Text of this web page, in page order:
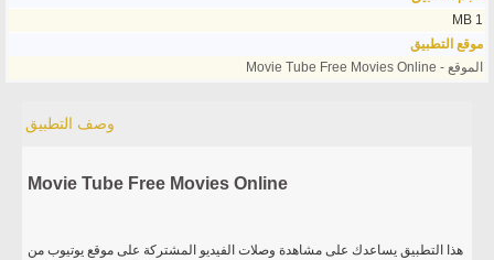
1 MB
موقع التطبيق
الموقع - Movie Tube Free Movies Online
وصف التطبيق
Movie Tube Free Movies Online
هذا التطبيق يساعدك على مشاهدة وصلات الفيديو المشتركة على موقع يوتيوب من